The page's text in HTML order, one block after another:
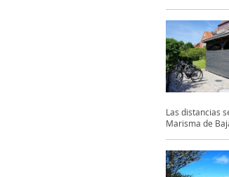
Las distancias
Marisma de